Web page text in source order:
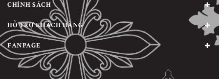
CHÍNH SÁCH
HỖ TRỢ KHÁCH HÀNG
FANPAGE